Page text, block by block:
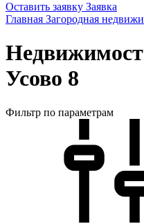
Оставить заявку Заявка
Главная Загородная
Усово 8
Фильтр по параметрам